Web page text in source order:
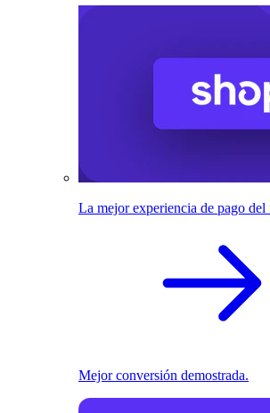
La mejor experiencia de pago del
Mejor conversión demostrada.